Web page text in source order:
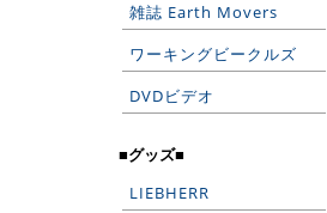
雑誌 Earth Movers
ワーキングビークルズ
DVDビデオ
■グッズ■
LIEBHERR